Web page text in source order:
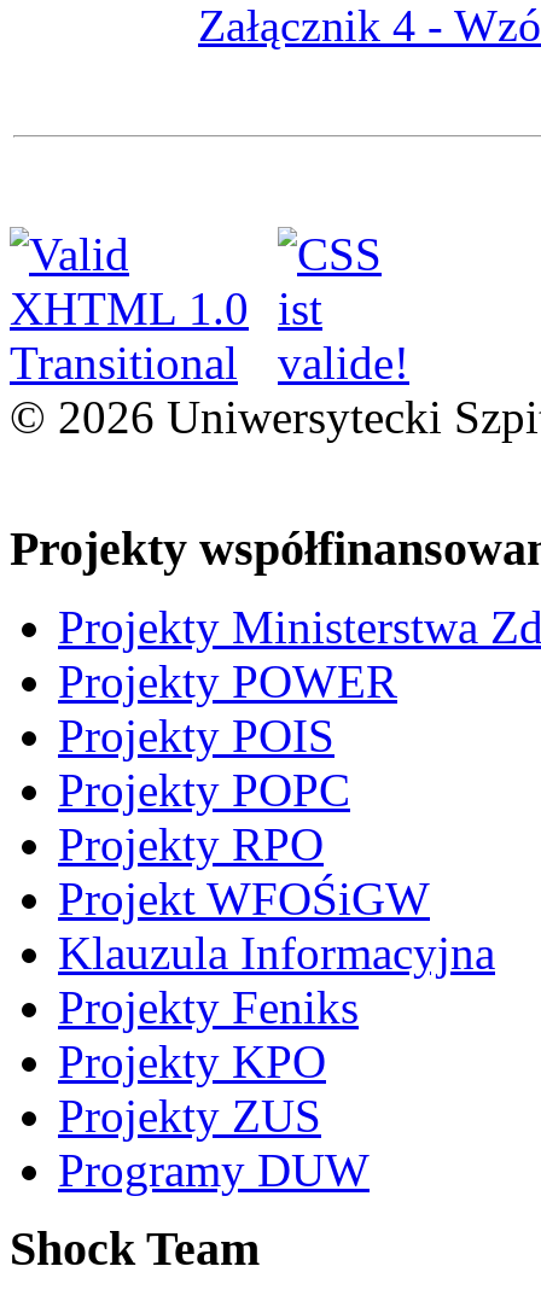
Załącznik 4 -
© 2026 Uniwersytecki
Projekty
Projekty Ministerstwa
Projekty POWER
Projekty POIS
Projekty POPC
Projekty RPO
Projekt WFOŚiGW
Klauzula Informacyjna
Projekty Feniks
Projekty KPO
Projekty ZUS
Programy DUW
Shock Team